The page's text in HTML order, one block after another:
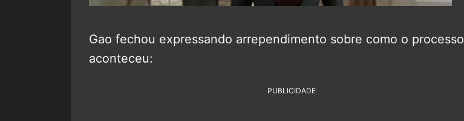
Gao fechou expressando arrependimento sobre como o processo
aconteceu:
PUBLICIDADE